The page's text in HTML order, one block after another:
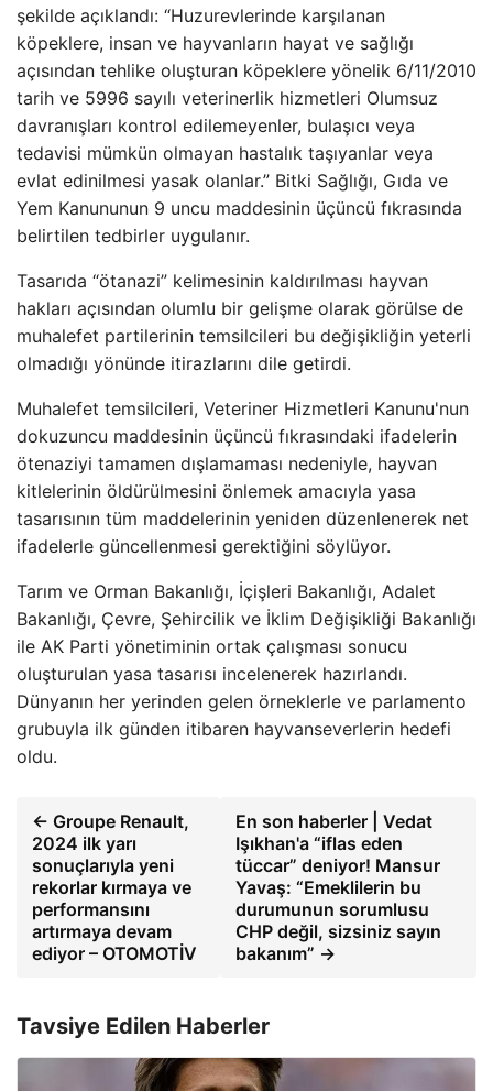
şekilde açıklandı: “Huzurevlerinde karşılanan
köpeklere, insan ve hayvanların hayat ve sağlığı
açısından tehlike oluşturan köpeklere yönelik 6/11/2010
tarih ve 5996 sayılı veterinerlik hizmetleri Olumsuz
davranışları kontrol edilemeyenler, bulaşıcı veya
tedavisi mümkün olmayan hastalık taşıyanlar veya
evlat edinilmesi yasak olanlar.” Bitki Sağlığı, Gıda ve
Yem Kanununun 9 uncu maddesinin üçüncü fıkrasında
belirtilen tedbirler uygulanır.
Tasarıda “ötanazi” kelimesinin kaldırılması hayvan
hakları açısından olumlu bir gelişme olarak görülse de
muhalefet partilerinin temsilcileri bu değişikliğin yeterli
olmadığı yönünde itirazlarını dile getirdi.
Muhalefet temsilcileri, Veteriner Hizmetleri Kanunu'nun
dokuzuncu maddesinin üçüncü fıkrasındaki ifadelerin
ötenaziyi tamamen dışlamaması nedeniyle, hayvan
kitlelerinin öldürülmesini önlemek amacıyla yasa
tasarısının tüm maddelerinin yeniden düzenlenerek net
ifadelerle güncellenmesi gerektiğini söylüyor.
Tarım ve Orman Bakanlığı, İçişleri Bakanlığı, Adalet
Bakanlığı, Çevre, Şehircilik ve İklim Değişikliği Bakanlığı
ile AK Parti yönetiminin ortak çalışması sonucu
oluşturulan yasa tasarısı incelenerek hazırlandı.
Dünyanın her yerinden gelen örneklerle ve parlamento
grubuyla ilk günden itibaren hayvanseverlerin hedefi
oldu.
← Groupe Renault,
2024 ilk yarı
sonuçlarıyla yeni
rekorlar kırmaya ve
performansını
artırmaya devam
ediyor – OTOMOTİV
En son haberler | Vedat
Işıkhan'a “iflas eden
tüccar” deniyor! Mansur
Yavaş: “Emeklilerin bu
durumunun sorumlusu
CHP değil, sizsiniz sayın
bakanım” →
Tavsiye Edilen Haberler